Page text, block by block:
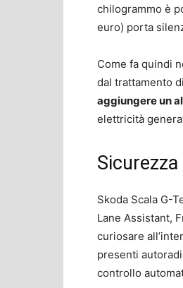
chilogrammo è
euro) porta
Come fa quindi
dal trattamento
aggiungere un
elettricità
Skoda Scala G-
Lane Assistant,
curiosare
presenti
controllo